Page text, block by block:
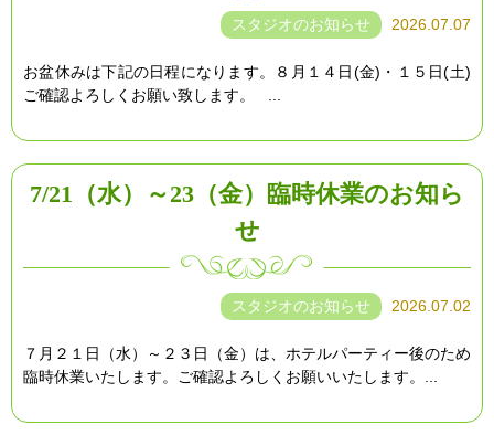
スタジオのお知らせ 2026.07.07
お盆休みは下記の日程になります。８月１４日(金)・１５日(土)
ご確認よろしくお願い致します。 ...
7/21（水）～23（金）臨時休業のお知ら
せ
スタジオのお知らせ 2026.07.02
７月２１日（水）～２３日（金）は、ホテルパーティー後のため
臨時休業いたします。ご確認よろしくお願いいたします。...